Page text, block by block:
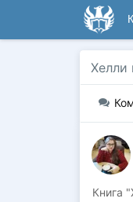
Хелли
Книга